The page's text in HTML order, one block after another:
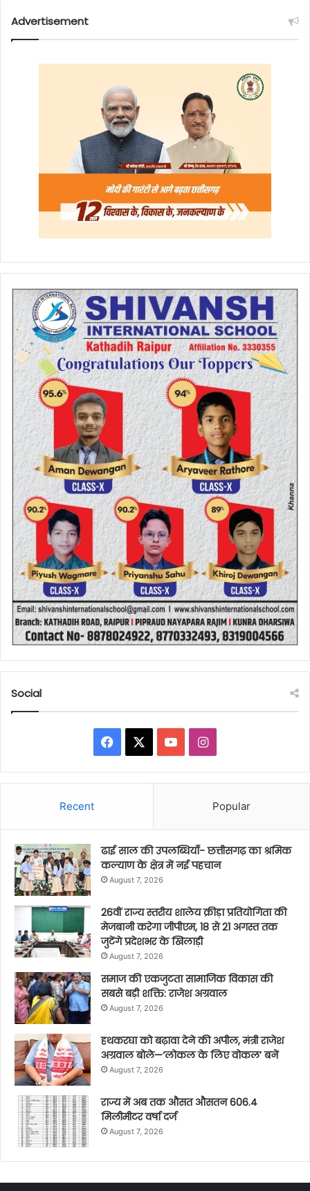
Advertisement
Social
Facebook YouTubeInstagram
Recent Popular
ढाई साल की उपलब्धियाँ- छत्तीसगढ़ का श्रमिक
कल्याण के क्षेत्र में नई पहचान
August 7, 2026
26वीं राज्य स्तरीय शालेय क्रीड़ा प्रतियोगिता की
मेजबानी करेगा जीपीएम, 18 से 21 अगस्त तक
जुटेंगे प्रदेशभर के खिलाड़ी
August 7, 2026
समाज की एकजुटता सामाजिक विकास की
सबसे बड़ी शक्ति: राजेश अग्रवाल
August 7, 2026
हथकरघा को बढ़ावा देने की अपील, मंत्री राजेश
अग्रवाल बोले—‘लोकल के लिए वोकल’ बनें
August 7, 2026
राज्य में अब तक औसत औसतन 606.4
मिलीमीटर वर्षा दर्ज
August 7, 2026